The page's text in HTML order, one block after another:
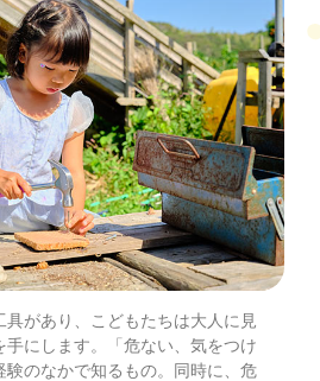
具があり、こどもたちは大人に見
にします。「危ない、気をつけ
験のなかで知るもの。同時に、危